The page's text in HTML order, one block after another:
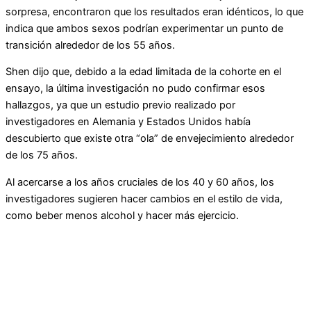
sorpresa, encontraron que los resultados eran idénticos, lo que
indica que ambos sexos podrían experimentar un punto de
transición alrededor de los 55 años.
Shen dijo que, debido a la edad limitada de la cohorte en el
ensayo, la última investigación no pudo confirmar esos
hallazgos, ya que un estudio previo realizado por
investigadores en Alemania y Estados Unidos había
descubierto que existe otra “ola” de envejecimiento alrededor
de los 75 años.
Al acercarse a los años cruciales de los 40 y 60 años, los
investigadores sugieren hacer cambios en el estilo de vida,
como beber menos alcohol y hacer más ejercicio.